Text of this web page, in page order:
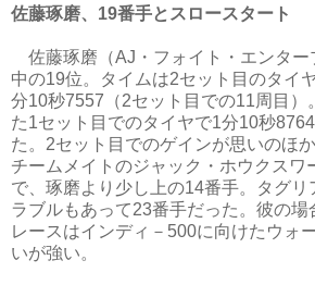
佐藤琢磨、19番手とスロースタート
佐藤琢磨（AJ・フォイト・エンター
中の19位。タイムは2セット目のタイ
分10秒7557（2セット目での11周目）
た1セット目でのタイヤで1分10秒
た。2セット目でのゲインが思いのほ
チームメイトのジャック・ホウクスワ
で、琢磨より少し上の14番手。タグリ
ラブルもあって23番手だった。彼の場
レースはインディ－500に向けたウォ
いが強い。